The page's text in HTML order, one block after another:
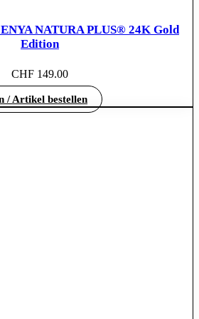
NATURA PLUS® 24K Gold
Edition
CHF 149.00
/ Artikel bestellen